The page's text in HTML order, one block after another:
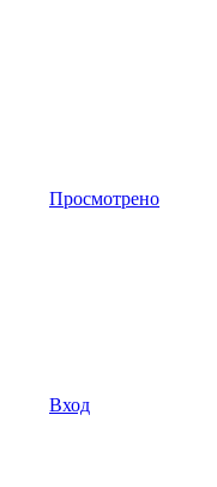
Просмотрено
Вход